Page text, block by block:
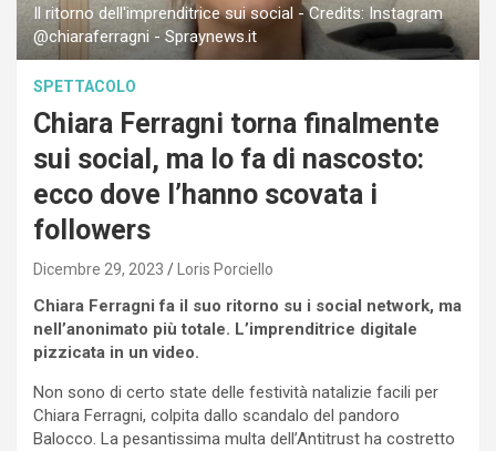
Il ritorno dell'imprenditrice sui social - Credits: Instagram
@chiaraferragni - Spraynews.it
SPETTACOLO
Chiara Ferragni torna finalmente
sui social, ma lo fa di nascosto:
ecco dove l’hanno scovata i
followers
Dicembre 29, 2023 Loris Porciello
Chiara Ferragni fa il suo ritorno su i social network, ma
nell’anonimato più totale. L’imprenditrice digitale
pizzicata in un video.
Non sono di certo state delle festività natalizie facili per
Chiara Ferragni, colpita dallo scandalo del pandoro
Balocco. La pesantissima multa dell’Antitrust ha costretto